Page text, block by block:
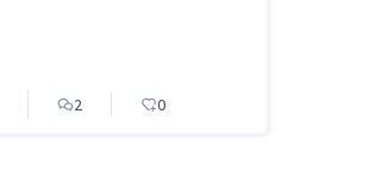
2 0